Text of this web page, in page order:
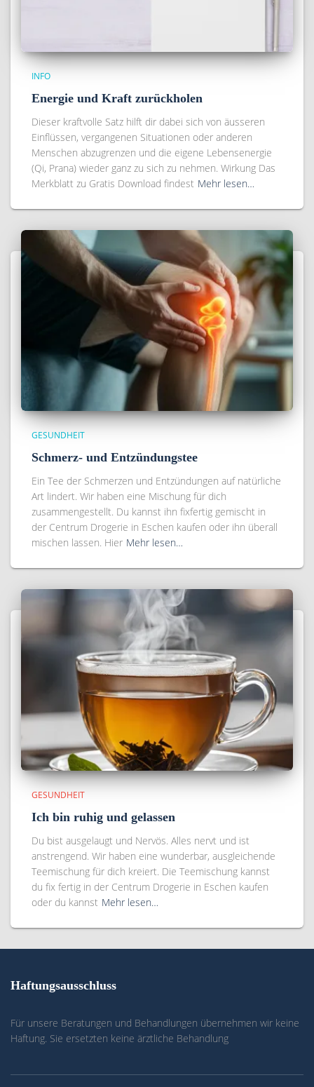
INFO
Energie und Kraft zurückholen
Dieser kraftvolle Satz hilft dir dabei sich von äusseren
Einflüssen, vergangenen Situationen oder anderen
Menschen abzugrenzen und die eigene Lebensenergie
(Qi, Prana) wieder ganz zu sich zu nehmen. Wirkung Das
Merkblatt zu Gratis Download findest Mehr lesen…
GESUNDHEIT
Schmerz- und Entzündungstee
Ein Tee der Schmerzen und Entzündungen auf natürliche
Art lindert. Wir haben eine Mischung für dich
zusammengestellt. Du kannst ihn fixfertig gemischt in
der Centrum Drogerie in Eschen kaufen oder ihn überall
mischen lassen. Hier Mehr lesen…
GESUNDHEIT
Ich bin ruhig und gelassen
Du bist ausgelaugt und Nervös. Alles nervt und ist
anstrengend. Wir haben eine wunderbar, ausgleichende
Teemischung für dich kreiert. Die Teemischung kannst
du fix fertig in der Centrum Drogerie in Eschen kaufen
oder du kannst Mehr lesen…
Haftungsausschluss
Für unsere Beratungen und Behandlungen übernehmen wir keine
Haftung. Sie ersetzten keine ärztliche Behandlung